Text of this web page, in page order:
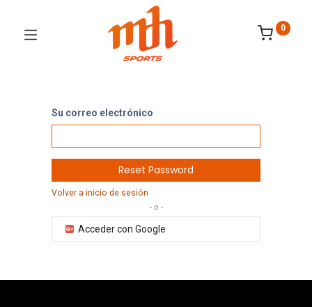
0
Su correo electrónico
Reset Password
Volver a inicio de sesión
- o -
Acceder con Google